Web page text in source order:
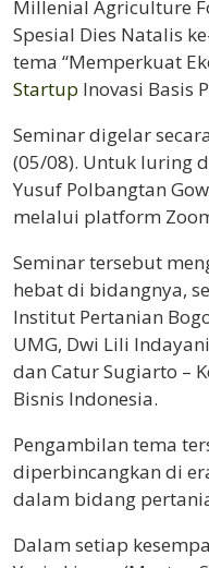
Millenial Agriculture
Spesial Dies Natalis
tema “Memperkuat
Startup Inovasi Basis
Seminar digelar
(05/08). Untuk luring
Yusuf Polbangtan
melalui platform
Seminar tersebut
hebat di bidangnya,
Institut Pertanian
UMG, Dwi Lili
dan Catur Sugiarto –
Bisnis Indonesia.
Pengambilan tema
diperbincangkan di
dalam bidang
Dalam setiap